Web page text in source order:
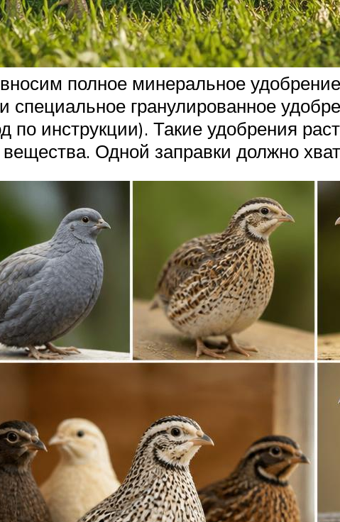
полное минеральное
специальное гранулированное
по инструкции). Такие удобрения
Одной заправки должно